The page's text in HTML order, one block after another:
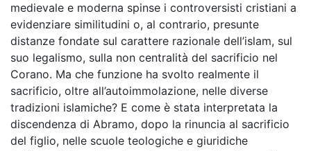
medievale e moderna spinse i controversisti cristiani a
evidenziare similitudini o, al contrario, presunte
distanze fondate sul carattere razionale dell’islam, sul
suo legalismo, sulla non centralità del sacrificio nel
Corano. Ma che funzione ha svolto realmente il
sacrificio, oltre all’autoimmolazione, nelle diverse
tradizioni islamiche? E come è stata interpretata la
discendenza di Abramo, dopo la rinuncia al sacrificio
del figlio, nelle scuole teologiche e giuridiche